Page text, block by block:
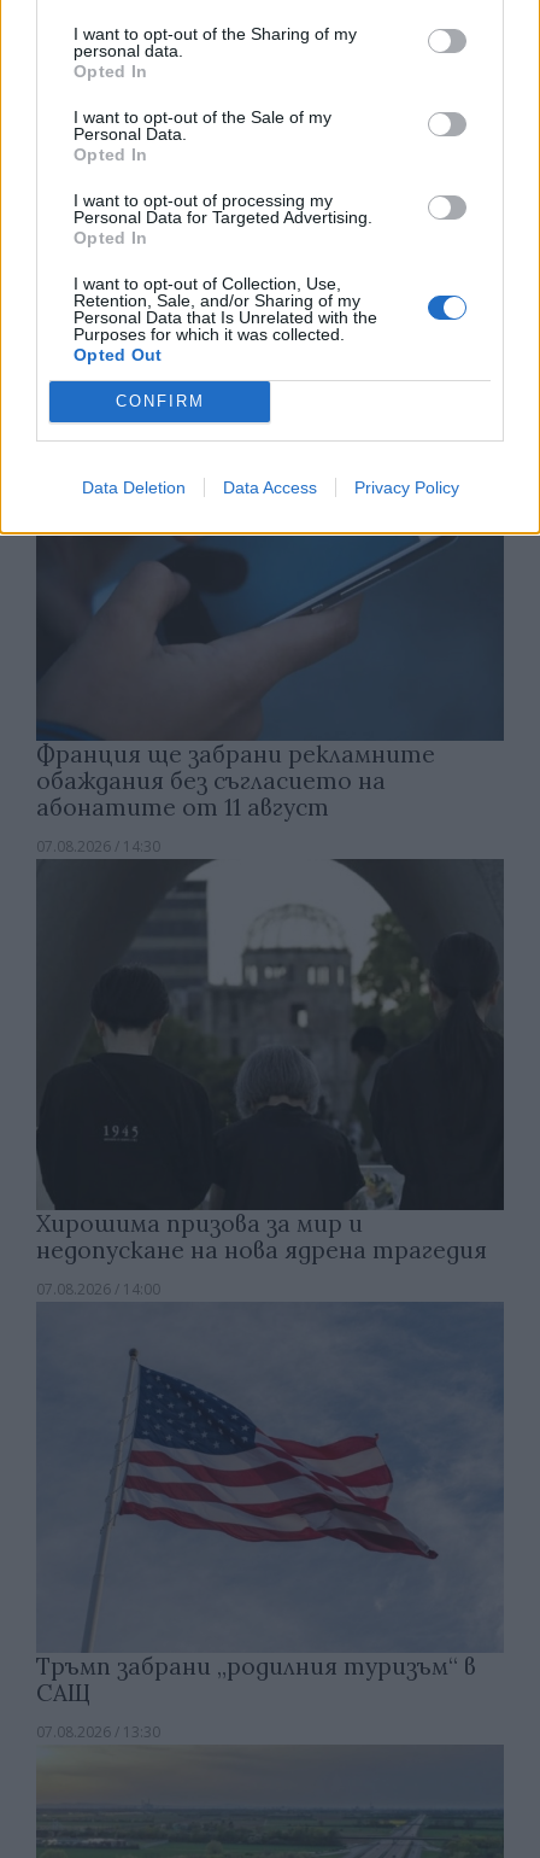
I want to opt-out of the Sharing of my
personal data.
Opted In
I want to opt-out of the Sale of my
Personal Data.
Opted In
I want to opt-out of processing my
Personal Data for Targeted Advertising.
Opted In
I want to opt-out of Collection, Use,
Retention, Sale, and/or Sharing of my
Personal Data that Is Unrelated with the
Purposes for which it was collected.
Opted Out
CONFIRM
Data Deletion Data Access Privacy Policy
Астронавти на NASA излязоха в
открития космос
07.08.2026 / 15:00
Франция ще забрани рекламните
обаждания без съгласието на
абонатите от 11 август
07.08.2026 / 14:30
Хирошима призова за мир и
недопускане на нова ядрена трагедия
07.08.2026 / 14:00
Тръмп забрани „родилния туризъм“ в
САЩ
07.08.2026 / 13:30